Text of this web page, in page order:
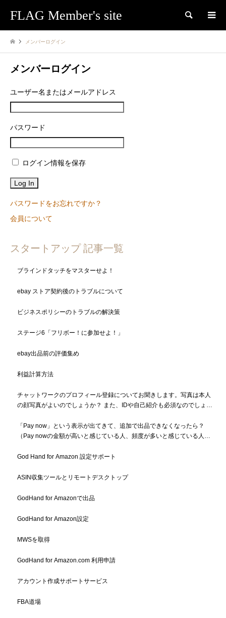
FLAG Member's site 検索
メンバーログイン
メンバーログイン
ユーザー名またはメールアドレス
パスワード
ログイン情報を保存
パスワードをお忘れですか？
会員について
スタートアップ 記事一覧
ブラインドタッチをマスターせよ！
ebay ストア契約後のトラブルについて
ビジネスポリシーのトラブルの解決策
ステージ6「フリボー！に参加せよ！」
ebay出品前の評価集め
利益計算方法
チャットワークのプロフィール登録についてお聞きします。写真は本人
の顔写真がよいのでしょうか？ また、IDや自己紹介も必須なのでしょう
「Pay now」という表示が出てきて、追加で出品できなくなったら？
（Pay nowの金額が高いと感じている人、頻度が多いと感じている人も
God Hand for Amazon 設定サポート
ASIN収集ツールとリモートデスクトップ
GodHand for Amazonで出品
GodHand for Amazon設定
MWSを取得
GodHand for Amazon.com 利用申請
アカウント作成サポートサービス
FBA道場